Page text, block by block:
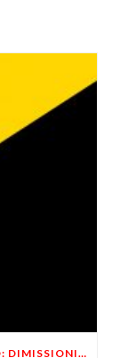
FIDENATO HA LASCIATO IL MOVIMENTO: DIMISSIONI ANNUNCIATE AD APRILE